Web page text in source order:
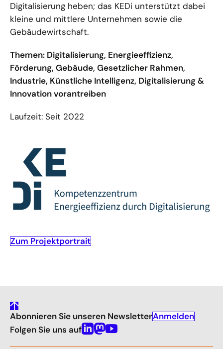
Digitalisierung heben; das KEDi unterstützt dabei
kleine und mittlere Unternehmen sowie die
Gebäudewirtschaft.
Themen: Digitalisierung, Energieeffizienz,
Förderung, Gebäude, Gesetzlicher Rahmen,
Industrie, Künstliche Intelligenz, Digitalisierung &
Innovation vorantreiben
Laufzeit: Seit 2022
Zum Projektportrait
gehe
nach
oben
Abonnieren Sie unseren NewsletterAnmelden
Folgen Sie uns aufLinkedin
Mastodon
Youtube